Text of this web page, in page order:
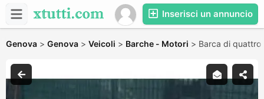
Inserisci un annuncio
Genova > Genova > Veicoli > Barche - Motori > Barca di